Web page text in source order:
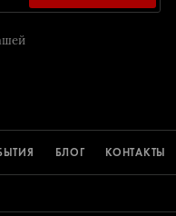
БЛОГ КОНТАКТЫ